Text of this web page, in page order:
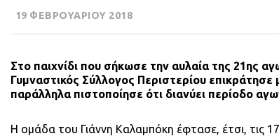
19 ΦΕΒΡΟΥΑΡΙΟΥ 2018
Στο παιχνίδι που σήκωσε την αυλαία της 21ης
Γυμναστικός Σύλλογος Περιστερίου
παράλληλα πιστοποίησε ότι διανύει περίοδο
Η ομάδα του Γιάννη Καλαμπόκη έφτασε, έτσι, τις